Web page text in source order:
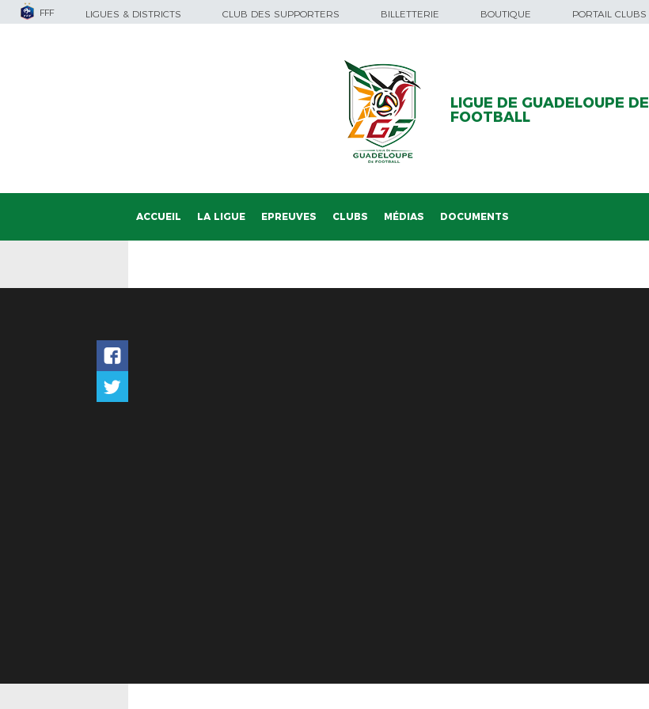
FFF LIGUES & DISTRICTS CLUB DES SUPPORTERS BILLETTERIE BOUTIQUE PORTAIL CLUBS
LIGUE DE GUADELOUPE DE
FOOTBALL
ACCUEIL LA LIGUE EPREUVES CLUBS MÉDIAS DOCUMENTS